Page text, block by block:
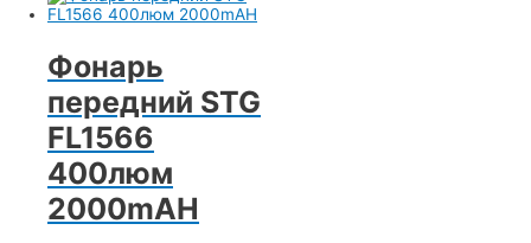
Фонарь
передний STG
FL1566
400люм
2000mAH